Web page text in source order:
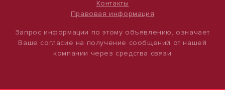
Контакты
Правовая информация
Запрос информации по этому объявлению, означает
Ваше согласие на получение сообщений от нашей
компании через средства связи